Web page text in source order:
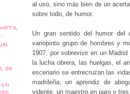
de
al uso, sino más bien de un
sobre todo, de humor.
Un gran sentido del humor del
variopinto grupo de hombres y
1907, por sobrevivir en un
la lucha obrera, las huelgas, el
escenario se entrecruzan las
madrileña; un aprendiz de
vidente, un maestro en paro y